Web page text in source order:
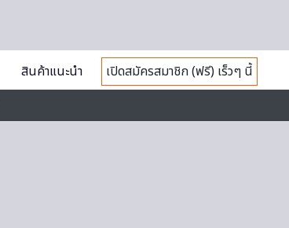
สินค้าแนะนำ
เปิดสมัครสมาชิก (ฟรี) เร็วๆ นี้